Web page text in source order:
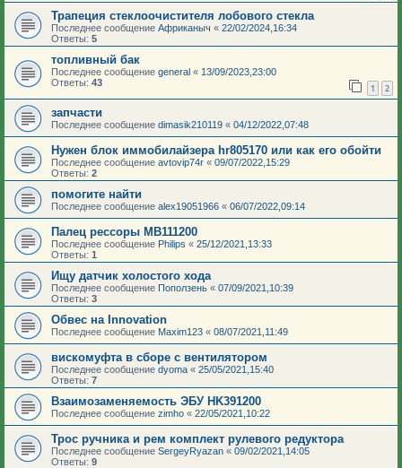
Трапеция стеклоочистителя лобового стекла
Последнее сообщение Африканыч « 22/02/2024,16:34
Ответы: 5
топливный бак
Последнее сообщение general « 13/09/2023,23:00
Ответы: 43 1 2
запчасти
Последнее сообщение dimasik210119 « 04/12/2022,07:48
Нужен блок иммобилайзера hr805170 или как его обойти
Последнее сообщение avtovip74r « 09/07/2022,15:29
Ответы: 2
помогите найти
Последнее сообщение alex19051966 « 06/07/2022,09:14
Палец рессоры MB111200
Последнее сообщение Philips « 25/12/2021,13:33
Ответы: 1
Ищу датчик холостого хода
Последнее сообщение Поползень « 07/09/2021,10:39
Ответы: 3
Обвес на Innovation
Последнее сообщение Maxim123 « 08/07/2021,11:49
вискомуфта в сборе с вентилятором
Последнее сообщение dyoma « 25/05/2021,15:40
Ответы: 7
Взаимозаменяемость ЭБУ HK391200
Последнее сообщение zimho « 22/05/2021,10:22
Трос ручника и рем комплект рулевого редуктора
Последнее сообщение SergeyRyazan « 09/02/2021,14:05
Ответы: 9